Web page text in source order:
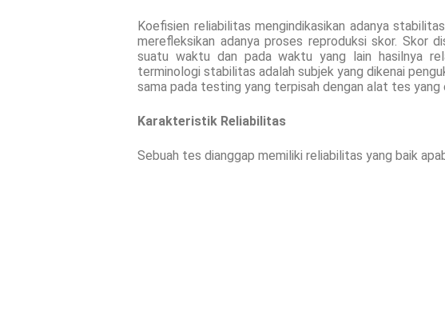
Koefisien reliabilitas mengindikasikan adanya
merefleksikan adanya proses reproduksi skor. Skor
suatu waktu dan pada waktu yang lain hasilnya
terminologi stabilitas adalah subjek yang dikenai
sama pada testing yang terpisah dengan alat tes yang
Karakteristik Reliabilitas
Sebuah tes dianggap memiliki reliabilitas yang baik